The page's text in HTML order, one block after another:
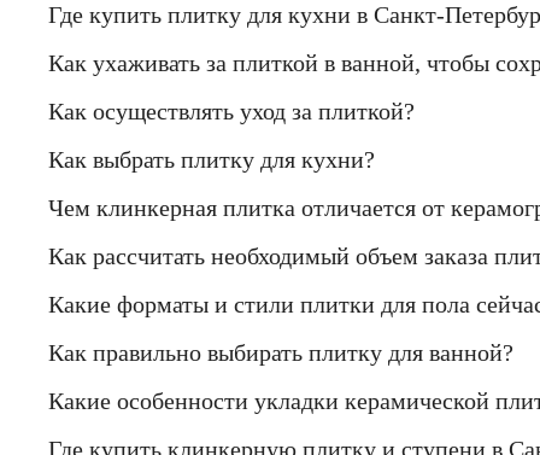
Где купить плитку для кухни в Санкт-
Как ухаживать за плиткой в ванной, чтобы
Как осуществлять уход за плиткой?
Как выбрать плитку для кухни?
Чем клинкерная плитка отличается от
Как рассчитать необходимый объем заказа
Какие форматы и стили плитки для пола
Как правильно выбирать плитку для ванной?
Какие особенности укладки керамической
Где купить клинкерную плитку и ступени в